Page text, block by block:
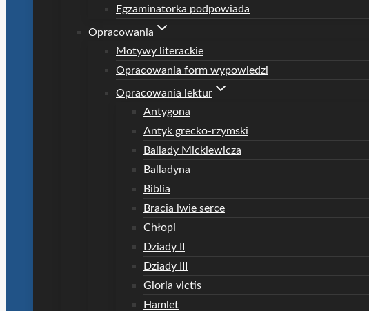
Egzaminatorka podpowiada
Opracowania
Motywy literackie
Opracowania form wypowiedzi
Opracowania lektur
Antygona
Antyk grecko-rzymski
Ballady Mickiewicza
Balladyna
Biblia
Bracia lwie serce
Chłopi
Dziady II
Dziady III
Gloria victis
Hamlet